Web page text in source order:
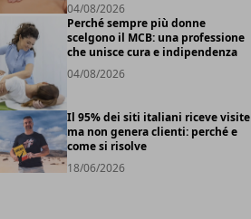
04/08/2026
Perché sempre più donne
scelgono il MCB: una professione
che unisce cura e indipendenza
04/08/2026
Il 95% dei siti italiani riceve visite
ma non genera clienti: perché e
come si risolve
18/06/2026